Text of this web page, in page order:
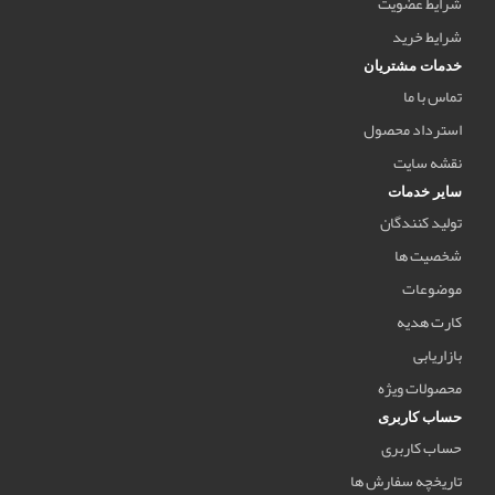
شرایط خرید
خدمات مشتریان
تماس با ما
استرداد محصول
نقشه سایت
سایر خدمات
تولید کنندگان
شخصیت ها
موضوعات
کارت هدیه
بازاریابی
محصولات ویژه
حساب کاربری
حساب کاربری
تاریخچه سفارش ها